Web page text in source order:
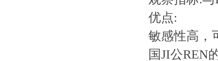
优点:
敏感性高，
国JI公REN